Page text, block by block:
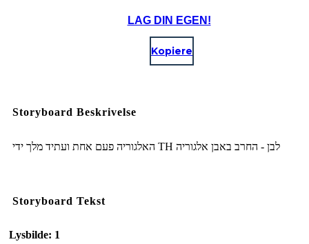
LAG DIN EGEN!
Kopiere
Storyboard Beskrivelse
האלגוריה פעם אחת ועתיד מלך ידי TH לבן - החרב באבן אלגוריה
Storyboard Tekst
Lysbilde: 1